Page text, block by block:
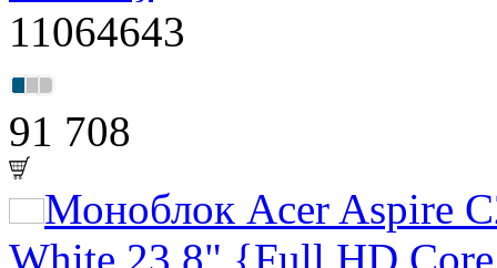
11064643
91 708
Моноблок Acer Aspire
White 23.8" {Full HD